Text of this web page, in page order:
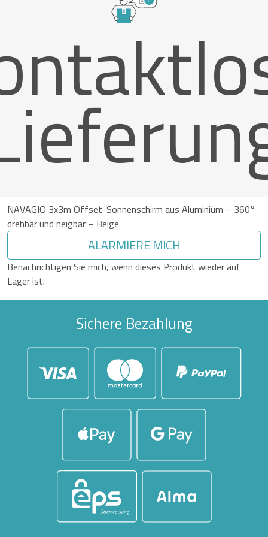
NAVAGIO 3x3m Offset-Sonnenschirm aus Aluminium – 360°
drehbar und neigbar – Beige
ALARMIERE MICH
Benachrichtigen Sie mich, wenn dieses Produkt wieder auf
Lager ist.
Sichere Bezahlung